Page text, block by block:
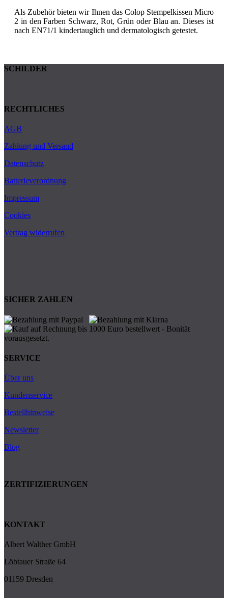
Als Zubehör bieten wir Ihnen das Colop Stempelkissen Micro
2 in den Farben Schwarz, Rot, Grün oder Blau an. Dieses ist
nach EN71/1 kindertauglich und dermatologisch getestet.
SCHILDER
RECHTLICHES
AGB
Zahlung und Versand
Datenschutz
Batterieverordnung
Impressum
Cookies
Vertrag widerrufen
SICHER ZAHLEN
SERVICE
Über uns
Kundenservice
Bestellhinweise
Newsletter
Blog
ZERTIFIZIERUNGEN
KONTAKT
Albert Walther GmbH
Löbtauer Straße 64
01159 Dresden